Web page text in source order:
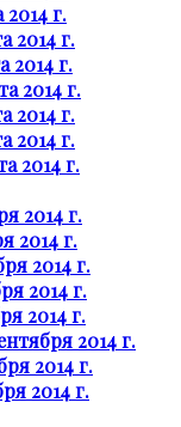
2014 г.
2014 г.
2014 г.
2014 г.
2014 г.
2014 г.
2014 г.
2014 г.
2014 г.
2014 г.
2014 г.
2014 г.
2014 г.
2014 г.
2014 г.